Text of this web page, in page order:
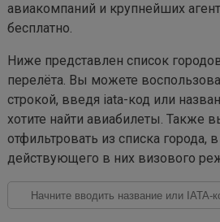
авиакомпаний и крупнейших
бесплатно.
Ниже представлен список
перелёта. Вы можете
строкой, введя iata-код или
хотите найти авиабилеты. Также
отфильтровать из списка города,
действующего в них визового